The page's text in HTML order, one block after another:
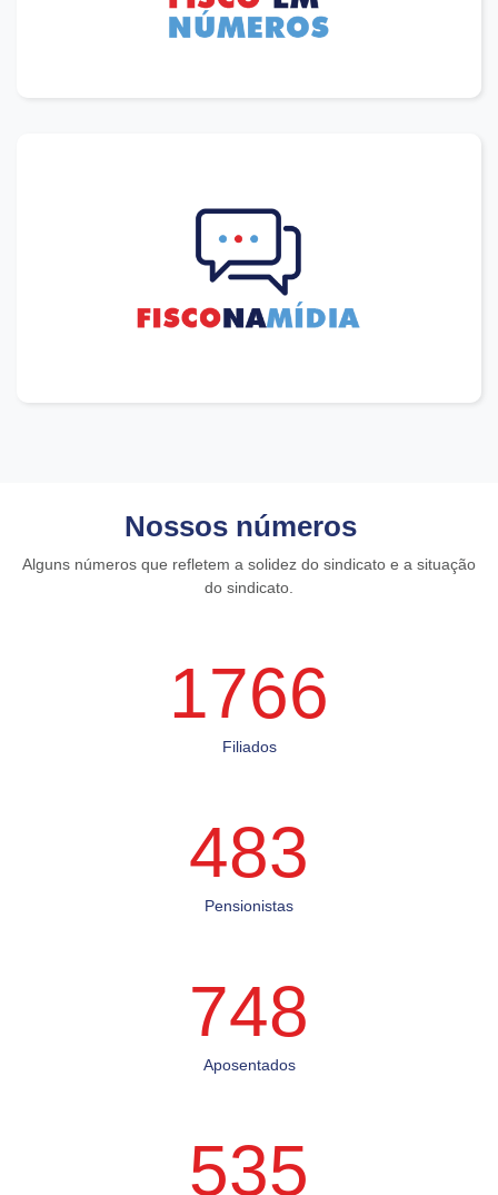
Nossos números
Alguns números que refletem a solidez do sindicato e a situação
do sindicato.
1766
Filiados
483
Pensionistas
748
Aposentados
535